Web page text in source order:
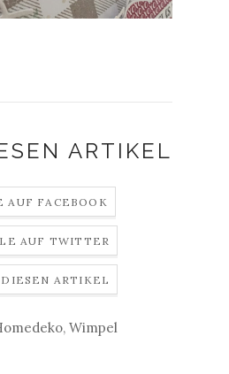
ARTIKEL
AUF FACEBOOK
AUF TWITTER
ARTIKEL
, Wimpel